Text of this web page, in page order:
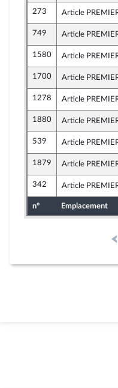
273 Article
749 Article
1580 Article
1700 Article
1278 Article
1880 Article
539 Article
1879 Article
342 Article
n° Emplacement